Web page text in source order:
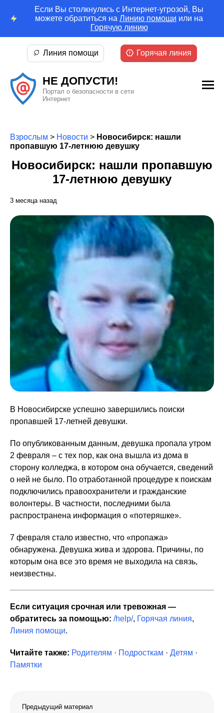
Если Вы столкнулись с Интернет-угрозой, Вы
можете обратиться на Линию помощи или на
Горячую линию
НЕ ДОПУСТИ!
Портал о безопасности в сети
Интернет
Линия помощи Горячая линия
Взрослым > Новости > Новосибирск: нашли
пропавшую 17-летнюю девушку
Новосибирск: нашли пропавшую
17-летнюю девушку
3 месяца назад
В Новосибирске успешно завершились поиски
пропавшей 17-летней девушки.
По опубликованным данным, девушка пропала утром
2 февраля – с тех пор, как она вышла из дома в
сторону колледжа, в котором она обучается, сведений
о ней не было. По отработанной процедуре к поискам
подключились правоохранители и гражданские
волонтеры. В частности, последними была
распространена информация о «потеряшке».
7 февраля стало известно, что «пропажа»
обнаружена. Девушка жива и здорова. Причины, по
которым она все это время не выходила на связь,
неизвестны.
Если ситуация срочная или тревожная —
обратитесь за помощью: /help/, Горячая линия,
Линия помощи.
Читайте также: Родителям · Подросткам · Детям ·
Памятки
Предыдущий материал